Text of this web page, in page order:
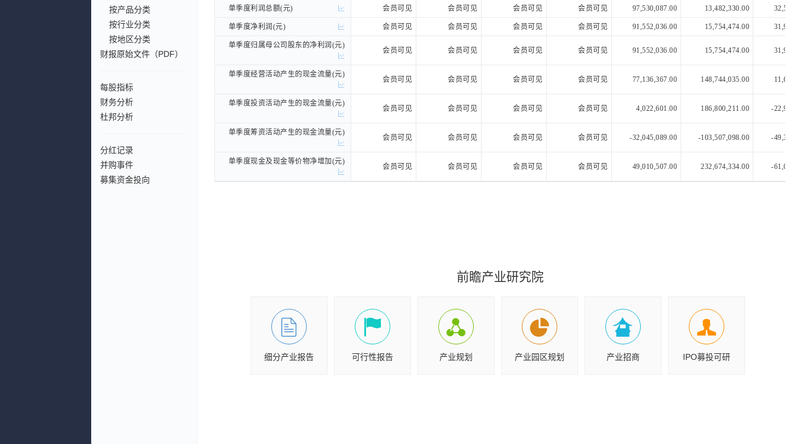
按产品分类
按行业分类
按地区分类
财报原始文件（PDF）
每股指标
财务分析
杜邦分析
分红记录
并购事件
募集资金投向
单季度利润总额(元) 会员可见 会员可见 会员可见 会员可见 97,530,087.00 13,482,330.00
单季度净利润(元) 会员可见 会员可见 会员可见 会员可见 91,552,036.00 15,754,474.00
单季度归属母公司股东的净利润(元)
会员可见 会员可见 会员可见 会员可见 91,552,036.00 15,754,474.00
单季度经营活动产生的现金流量(元)
会员可见 会员可见 会员可见 会员可见 77,136,367.00 148,744,035.00
单季度投资活动产生的现金流量(元)
会员可见 会员可见 会员可见 会员可见 4,022,601.00 186,800,211.00 -
单季度筹资活动产生的现金流量(元)
会员可见 会员可见 会员可见 会员可见 -32,045,089.00 -103,507,098.00 -
单季度现金及现金等价物净增加(元)
会员可见 会员可见 会员可见 会员可见 49,010,507.00 232,674,334.00 -
单季度利润总额(元)
单季度净利润(元)
单季度归属母公司股东的净利润(元)
单季度经营活动产生的现金流量(元)
单季度投资活动产生的现金流量(元)
单季度筹资活动产生的现金流量(元)
单季度现金及现金等价物净增加(元)
前瞻产业研究院
细分产业报告 可行性报告 产业规划 产业园区规划 产业招商 IPO募投可研